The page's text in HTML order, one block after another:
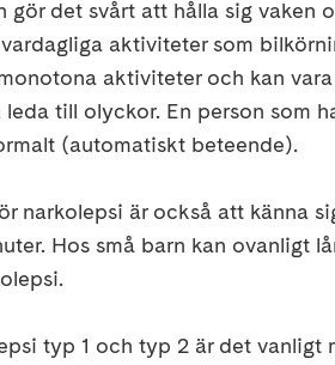
gör det svårt att hålla sig vaken
aktiviteter som
aktiviteter och kan
till olyckor. En person som
(automatiskt beteende).
narkolepsi är också att känna
Hos små barn kan ovanligt
typ 1 och typ 2 är det